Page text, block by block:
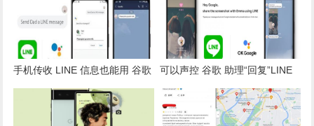
手机传收 LINE 信息也能用 谷歌
助理声控了！安卓 用户限定
可以声控 谷歌 助理“回复”LINE
信息了！两款机型抢先使用